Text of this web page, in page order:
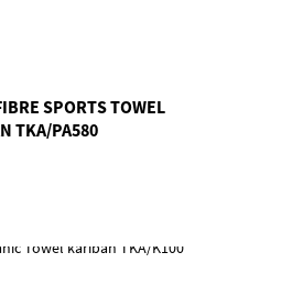
SPORTS TOWEL
TKA/PA580